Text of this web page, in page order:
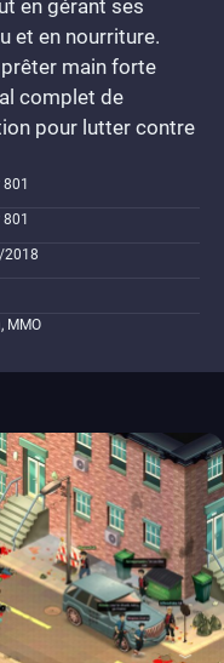
en gérant ses
et en nourriture.
main forte
complet de
pour lutter contre
2018
MMO